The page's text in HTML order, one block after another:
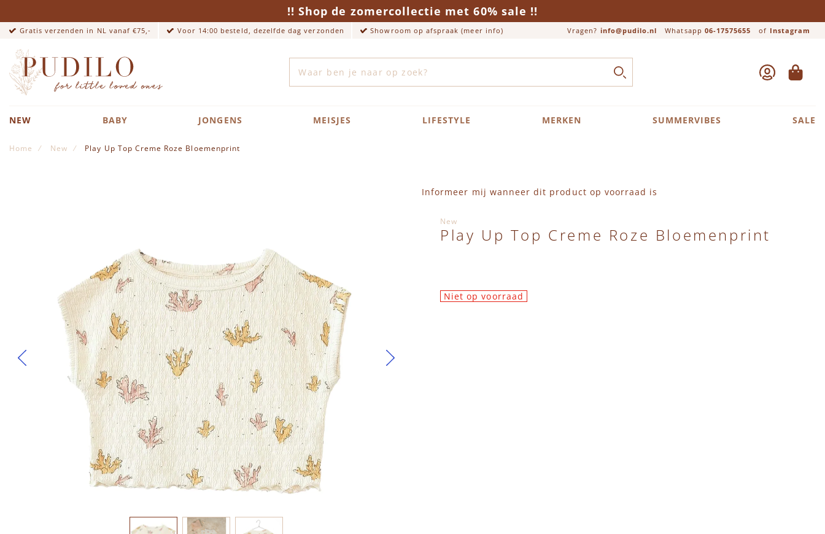
!! Shop de zomercollectie met 60% sale !!
Gratis verzenden in NL vanaf €75,- Voor 14:00 besteld, dezelfde dag verzonden Showroom op afspraak (meer info) Vragen? info@pudilo.nl Whatsapp 06-17575655 of Instagram
Close search
ZOEK ACCOUNT
NEW BABY JONGENS MEISJES LIFESTYLE MERKEN SUMMERVIBES SALE
Home New Play Up Top Creme Roze Bloemenprint
Informeer mij wanneer dit product op voorraad is
New
Play Up Top Creme Roze Bloemenprint
Niet op voorraad